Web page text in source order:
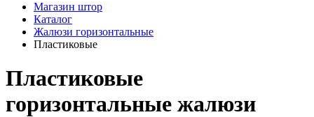
Магазин штор
Каталог
Жалюзи горизонтальные
Пластиковые
Пластиковые
горизонтальные жалюзи